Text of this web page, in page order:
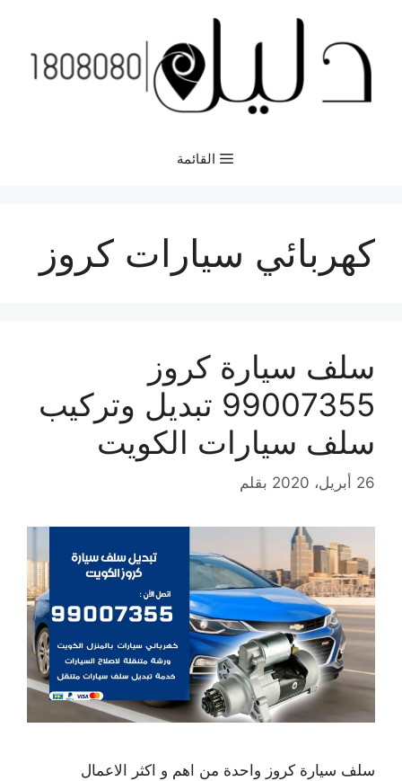
المحتوى
القائمة
كهربائي سيارات كروز
سلف سيارة كروز
99007355 تبديل وتركيب
سلف سيارات الكويت
26 أبريل، 2020 بقلم
سلف سيارة كروز واحدة من اهم و اكثر الاعمال